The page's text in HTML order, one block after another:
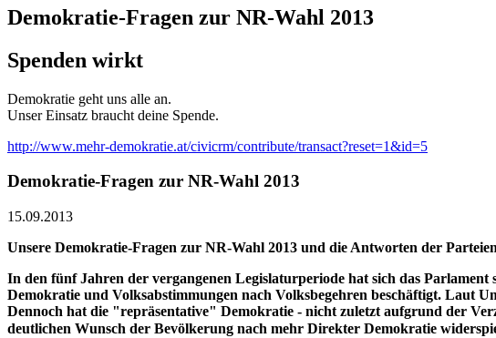
Demokratie-Fragen zur NR-Wahl 2013
Spenden wirkt
Demokratie geht uns alle an.
Unser Einsatz braucht deine Spende.
http://www.mehr-demokratie.at/civicrm/contribute/transact?reset=1&id=5
Demokratie-Fragen zur NR-Wahl 2013
15.09.2013
Unsere Demokratie-Fragen zur NR-Wahl 2013 und die Antworten der Parteien
In den fünf Jahren der vergangenen Legislaturperiode hat sich das
Demokratie und Volksabstimmungen nach Volksbegehren beschäftigt. Laut
Dennoch hat die "repräsentative" Demokratie - nicht zuletzt aufgrund der
deutlichen Wunsch der Bevölkerung nach mehr Direkter Demokratie